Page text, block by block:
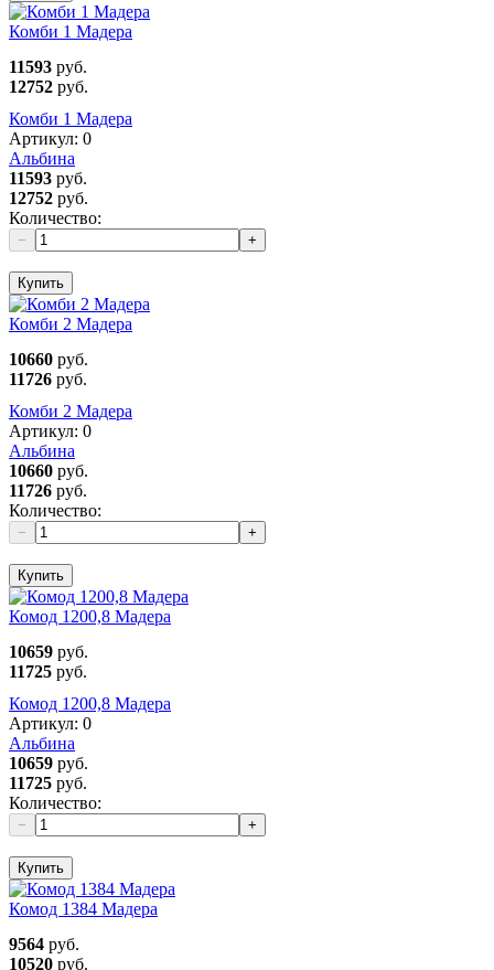
Комби 1 Мадера
11593 руб.
12752 руб.
Комби 1 Мадера
Артикул: 0
Альбина
11593 руб.
12752 руб.
Количество:
− +
Купить
Комби 2 Мадера
10660 руб.
11726 руб.
Комби 2 Мадера
Артикул: 0
Альбина
10660 руб.
11726 руб.
Количество:
− +
Купить
Комод 1200,8 Мадера
10659 руб.
11725 руб.
Комод 1200,8 Мадера
Артикул: 0
Альбина
10659 руб.
11725 руб.
Количество:
− +
Купить
Комод 1384 Мадера
9564 руб.
10520 руб.